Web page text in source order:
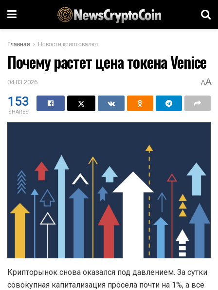
Главная Новости криптовалют
Почему растет цена токена Venice
04.03.2026 AA
153
SHARES
Крипторынок снова оказался под давлением. За сутки
совокупная капитализация просела почти на 1%, а все